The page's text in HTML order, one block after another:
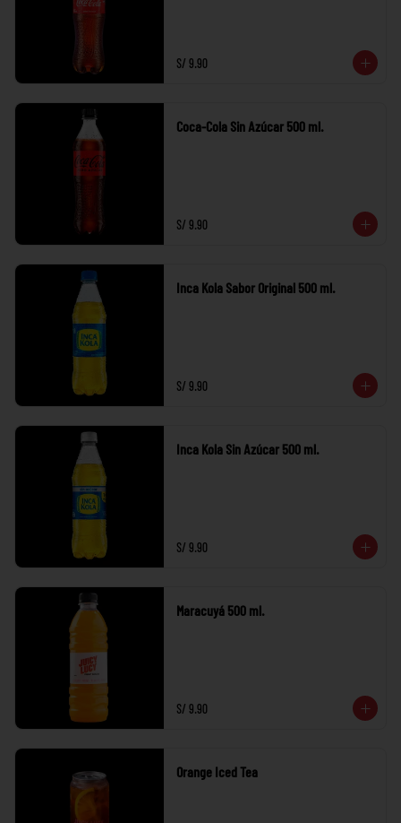
S/ 9.90
Coca-Cola Sin Azúcar 500 ml.
S/ 9.90
Inca Kola Sabor Original 500 ml.
S/ 9.90
Inca Kola Sin Azúcar 500 ml.
S/ 9.90
Maracuyá 500 ml.
S/ 9.90
Orange Iced Tea